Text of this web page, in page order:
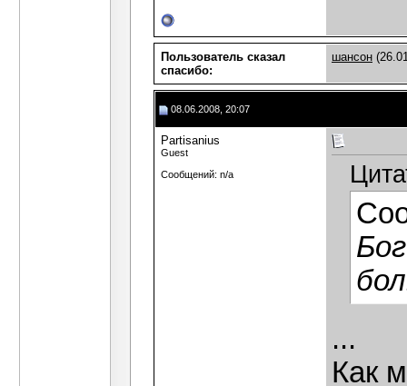
Пользователь сказал
cпасибо:
шансон
08.06.2008, 20:07
Partisanius
Guest
Сообщений: n/a
...
Как